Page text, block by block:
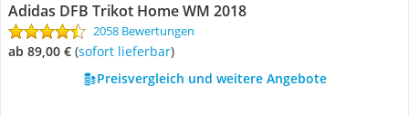
Adidas DFB Trikot Home WM 2018
2058 Bewertungen
ab 89,00 € ( Sofort lieferbar)
Preisvergleich und weitere Angebote